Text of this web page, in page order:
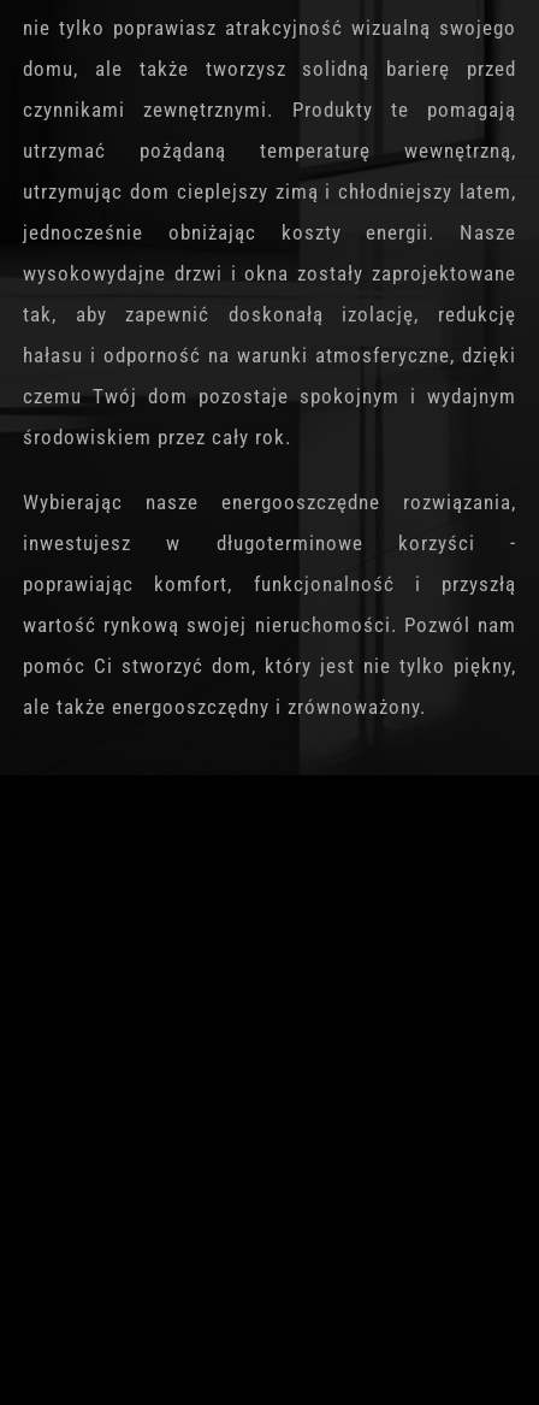
nie tylko poprawiasz atrakcyjność wizualną swojego
domu, ale także tworzysz solidną barierę przed
czynnikami zewnętrznymi. Produkty te pomagają
utrzymać pożądaną temperaturę wewnętrzną,
utrzymując dom cieplejszy zimą i chłodniejszy latem,
jednocześnie obniżając koszty energii. Nasze
wysokowydajne drzwi i okna zostały zaprojektowane
tak, aby zapewnić doskonałą izolację, redukcję
hałasu i odporność na warunki atmosferyczne, dzięki
czemu Twój dom pozostaje spokojnym i wydajnym
środowiskiem przez cały rok.
Wybierając nasze energooszczędne rozwiązania,
inwestujesz w długoterminowe korzyści -
poprawiając komfort, funkcjonalność i przyszłą
wartość rynkową swojej nieruchomości. Pozwól nam
pomóc Ci stworzyć dom, który jest nie tylko piękny,
ale także energooszczędny i zrównoważony.